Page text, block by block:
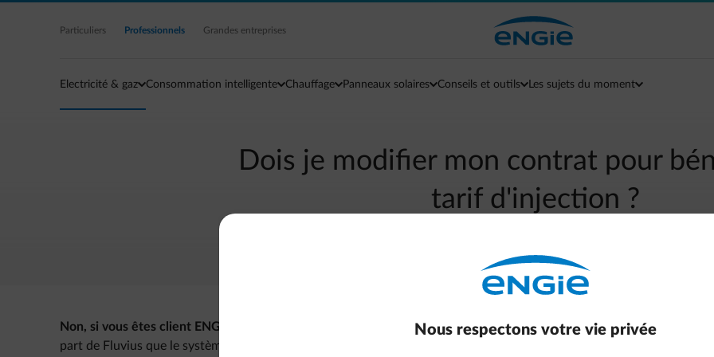
Accéder au contenu principal
Particuliers Professionnels Grandes entreprises
Electricité & gaz Consommation intelligente Chauffage Panneaux solaires Conseils et outils Les sujets du moment
Dois je modifier mon contrat pour
tarif d'injection ?
Retour à la page contact
Non, si vous êtes client ENGIE vous ne devez pas modifier votre contrat actuel. Dès que nous aurons reçu
part de Fluvius que le système avec tarif d'injection s'applique à vous, nous vous enverrons l'information concernant
Nous respectons votre vie privée